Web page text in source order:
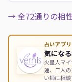
→ 全72通りの相
占いアプ
気にな
火星人マ
運、二人
い師に相